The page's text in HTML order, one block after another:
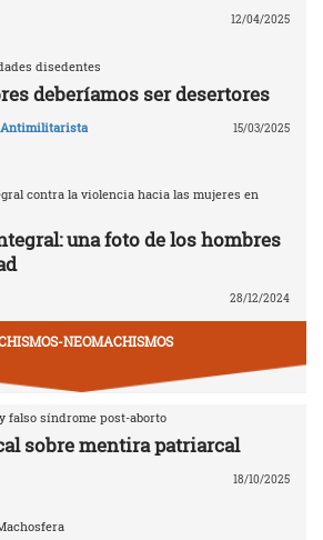
12/04/2025
disedentes
deberíamos ser desertores
Antimilitarista
15/03/2025
contra la violencia hacia las mujeres en
una foto de los hombres
28/12/2024
NEOMACHISMOS
falso síndrome post-aborto
sobre mentira patriarcal
18/10/2025